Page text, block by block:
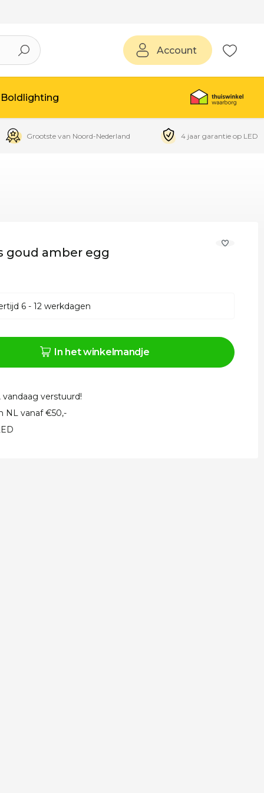
Account
Boldlighting
Grootste van Noord-Nederland 4 jaar garantie op LED
goud amber egg
6 - 12 werkdagen
In het winkelmandje
vandaag verstuurd!
NL vanaf €50,-